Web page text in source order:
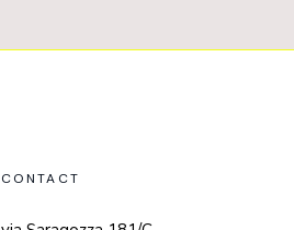
CONTACT